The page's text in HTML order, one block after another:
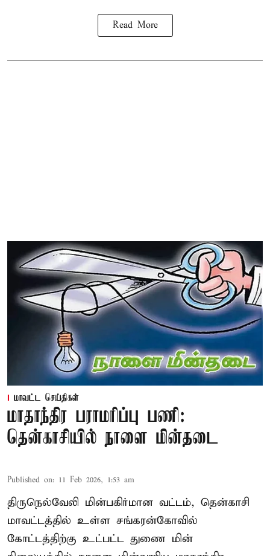
Read More
மாவட்ட செய்திகள்
மாதாந்திர பராமரிப்பு பணி:
தென்காசியில் நாளை மின்தடை
Published on: 11 Feb 2026, 1:53 am
திருநெல்வேலி மின்பகிர்மான வட்டம், தென்காசி
மாவட்டத்தில் உள்ள சங்கரன்கோவில்
கோட்டத்திற்கு உட்பட்ட துணை மின்